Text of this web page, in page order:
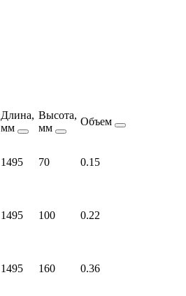
Длина,
мм
Высота,
мм
Объем
1495 70 0.15
1495 100 0.22
1495 160 0.36